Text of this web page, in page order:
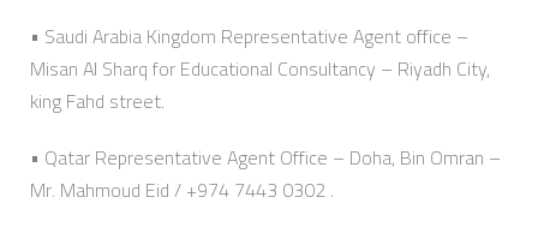
• Saudi Arabia Kingdom Representative Agent office –
Misan Al Sharq for Educational Consultancy – Riyadh City,
king Fahd street.
• Qatar Representative Agent Office – Doha, Bin Omran –
Mr. Mahmoud Eid / +974 7443 0302 .